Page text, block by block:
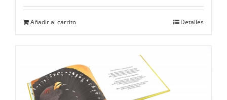
Añadir al carrito Detalles